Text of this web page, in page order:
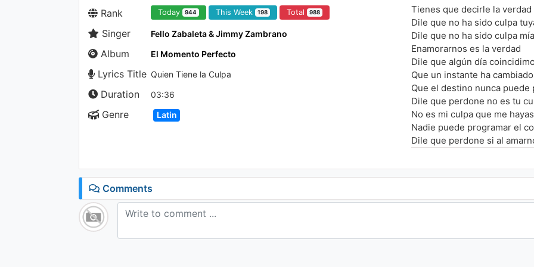
Rank Today 944 This Week 198 Total 988
Singer Fello Zabaleta & Jimmy Zambrano
Album El Momento Perfecto
Lyrics Title Quien Tiene la Culpa
Duration 03:36
Genre Latin
Tienes que decirle la verdad
Dile que no ha sido culpa
Dile que no ha sido culpa mía
Enamorarnos es la verdad
Dile que algún día
Que un instante ha
Que el destino nunca
Dile que perdone no es tu
No es mi culpa que me
Nadie puede programar el
Dile que perdone si al
Y ponerle final a este amor
Si es que al corazón no lo
Comments